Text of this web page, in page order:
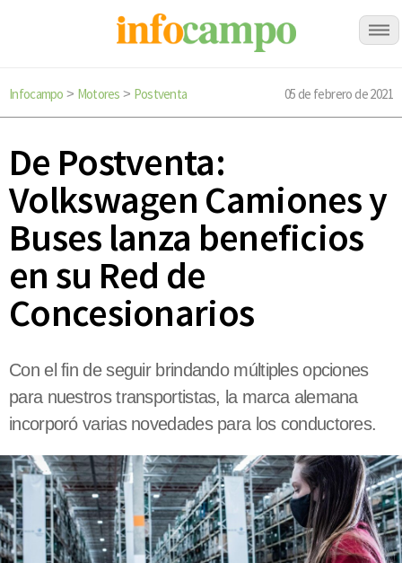
Infocampo > Motores > Postventa 05 de febrero de 2021
De Postventa:
Volkswagen Camiones y
Buses lanza beneficios
en su Red de
Concesionarios
Con el fin de seguir brindando múltiples opciones
para nuestros transportistas, la marca alemana
incorporó varias novedades para los conductores.